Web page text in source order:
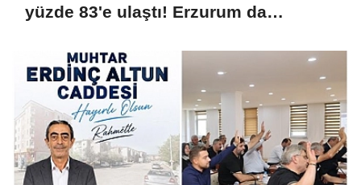
yüzde 83'e ulaştı! Erzurum da